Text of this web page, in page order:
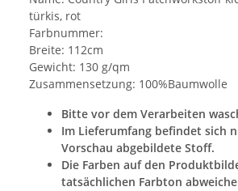
türkis, rot
Farbnummer:
Breite: 112cm
Gewicht: 130 g/qm
Zusammensetzung: 100%Baumwolle
Bitte vor dem Verarbeiten
Im Lieferumfang befindet sich
Vorschau abgebildete Stoff.
Die Farben auf den
tatsächlichen Farbton